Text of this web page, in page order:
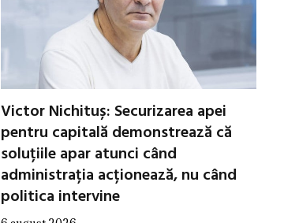
Victor Nichituș: Securizarea apei
pentru capitală demonstrează că
soluțiile apar atunci când
administrația acționează, nu când
politica intervine